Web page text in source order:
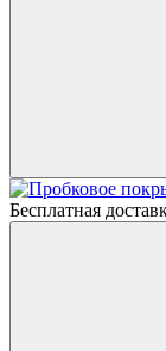
Бесплатная